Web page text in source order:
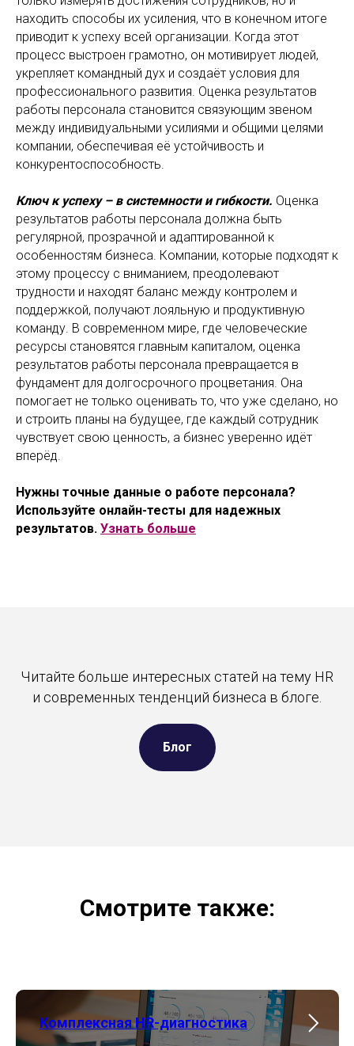
находить способы их усиления, что в конечном итоге
приводит к успеху всей организации. Когда этот
процесс выстроен грамотно, он мотивирует людей,
укрепляет командный дух и создаёт условия для
профессионального развития. Оценка результатов
работы персонала становится связующим звеном
между индивидуальными усилиями и общими целями
компании, обеспечивая её устойчивость и
конкурентоспособность.
Ключ к успеху – в системности и гибкости. Оценка
результатов работы персонала должна быть
регулярной, прозрачной и адаптированной к
особенностям бизнеса. Компании, которые подходят к
этому процессу с вниманием, преодолевают
трудности и находят баланс между контролем и
поддержкой, получают лояльную и продуктивную
команду. В современном мире, где человеческие
ресурсы становятся главным капиталом, оценка
результатов работы персонала превращается в
фундамент для долгосрочного процветания. Она
помогает не только оценивать то, что уже сделано, но
и строить планы на будущее, где каждый сотрудник
чувствует свою ценность, а бизнес уверенно идёт
вперёд.
Нужны точные данные о работе персонала?
Используйте онлайн-тесты для надежных
результатов. Узнать больше
Читайте больше интересных статей на тему HR
и современных тенденций бизнеса в блоге.
Блог
Смотрите также:
Комплексная HR-диагностика